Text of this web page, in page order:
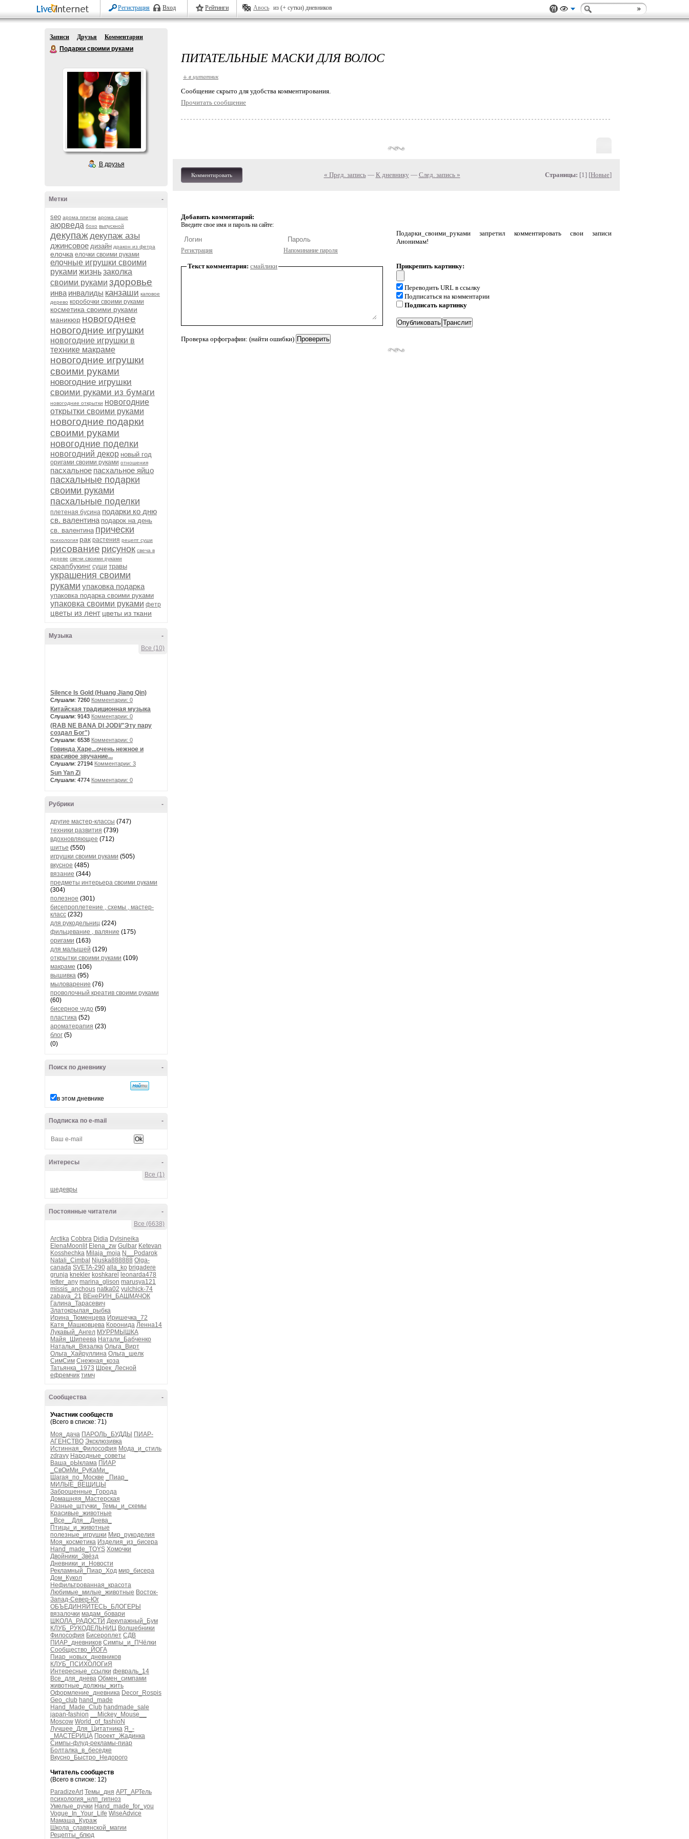
Регистрация Вход Рейтинги Авось из (+ сутки) дневников
Записи Друзья
Комментарии
Подарки своими руками
В друзья
-
Метки
seo арома плитки арома саше
аюрведа бохо выпускной
декупаждекупаж азы
джинсовое дизайн дракон из фетра
елочка елочки своими руками
елочные игрушки своими
руками жизньзаколка
своими руками здоровье
инва инвалиды канзаши каповое
дерево коробочки своими руками
косметика своими руками
маникюр новогоднее
новогодние игрушки
новогодние игрушки в
технике макраме
новогодние игрушки
своими руками
новогодние игрушки
своими руками из бумаги
новогодние открытки новогодние
открытки своими руками
новогодние подарки
своими руками
новогодние поделки
новогодний декор новый год
оригами своими руками отношения
пасхальное пасхальное яйцо
пасхальные подарки
своими руками
пасхальные поделки
плетеная бусина подарки ко дню
св. валентина подарок на день
св. валентина прически
психология рак растения рецепт суши
рисование рисунок свеча в
дереве свечи своими руками
скрапбукинг суши травы
украшения своими
руками упаковка подарка
упаковка подарка своими руками
упаковка своими руками фетр
цветы из лент цветы из ткани
-
Музыка
Все (10)
Silence Is Gold (Huang Jiang Qin)
Слушали: 7260 Комментарии: 0
Китайская традиционная музыка
Слушали: 9143 Комментарии: 0
(RAB NE BANA DI JODI/"Эту пару
создал Бог")
Слушали: 6538 Комментарии: 0
Говинда Харе...очень нежное и
красивое звучание...
Слушали: 27194 Комментарии: 3
Sun Yan Zi
Слушали: 4774 Комментарии: 0
-
Рубрики
другие мастер-классы (747)
техники развития (739)
вдохновляющее (712)
шитье (550)
игрушки своими руками (505)
вкусное (485)
вязание (344)
предметы интерьера своими руками
(304)
полезное (301)
бисепроплетение , схемы , мастер-
класс (232)
для рукодельниц (224)
фильцевание , валяние (175)
оригами (163)
для малышей (129)
открытки своими руками (109)
макраме (106)
вышивка (95)
мыловарение (76)
проволочный креатив своими руками
(60)
бисерное чудо (59)
пластика (52)
ароматерапия (23)
блог (5)
(0)
-
Поиск по дневнику
в этом дневнике
-
Подписка по e-mail
-
Интересы
Все (1)
шедевры
-
Постоянные читатели
Все (6638)
Arctika Cobbra Didia Dylsineika
ElenaMoonlit Elena_zw Gulbar Ketevan
Kosshechka Milaja_moja N__Podarok
Natali_Cimbal Njuska888888 Olga-
canada SVETA-290 alla_ko brigadere
grunja knekler koshkarel
leonarda478
letter_any marina_glison marusya121
missis_anchous natka02 yulchick-74
zabava_21 ВЕнеРИН_БАШМАЧОК
Галина_Тарасевич
Златокрылая_рыбка
Ирина_Тюменцева Иришечка_72
Катя_Машковцева Коронида Ленна14
Лукавый_Ангел МУРРМЫШКА
Майя_Шипеева Натали_Бабченко
Наталья_Вязалка Ольга_Вирт
Ольга_Хайруллина Ольга_шелк
СимСим Снежная_коза
Татьянка_1973 Шрек_Лесной
ефремчик тимч
-
Сообщества
Участник сообществ
(Всего в списке: 71)
Моя_дача ПАРОЛЬ_БУДДЫ ПИАР-
АГЕНСТВО Эксклюзивка
Истинная_Философия Мода_и_стиль
zdravy Народные_советы
Ваша_рЫклама ПИАР
_СвОиМи_РуКаМи_
Шагая_по_Москве
_Пиар_
МИЛЫЕ_ВЕЩИЦЫ
Заброшенные_Города
Домашняя_Мастерская
Разные_штучки_
Темы_и_схемы
Красивые_животные
_Все__Для__Днева_
Птицы_и_животные
полезные_игрушки Мир_рукоделия
Моя_косметика Изделия_из_бисера
Hand_made_TOYS Хомочки
Двойники_Звёзд
Дневники_и_Новости
Рекламный_Пиар_Ход мир_бисера
Дом_Кукол
Нефильтрованная_красота
Любимые_милые_животные Восток-
Запад-Север-Юг
ОБЪЕДИНЯЙТЕСЬ_БЛОГЕРЫ
вязалочки мадам_бовари
ШКОЛА_РАДОСТИ Декупажный_Бум
КЛУБ_РУКОДЕЛЬНИЦ Волшебники
Философия Бисероплет СДВ
ПИАР_дневников Симпы_и_ПЧёлки
Сообщество_ЙОГА
Пиар_новых_дневников
КЛУБ_ПСИХОЛОГиЯ
Интересные_ссылки февраль_14
Все_для_днева Обмен_симпами
животные_должны_жить
Оформление_дневника Decor_Rospis
Geo_club hand_made
Hand_Made_Club handmade_sale
japan-fashion
__Mickey_Mouse__
Moscow World_of_fashioN
Лучшее_Для_Цитатника Я_-
_МАСТЕРИЦА Проект_Жадинка
Симпы-флуд-рекламы-пиар
Болталка_в_беседке
Вкусно_Быстро_Недорого
Читатель сообществ
(Всего в списке: 12)
ParadizeArt Темы_дня АРТ_АРТель
психология_нлп_гипноз
Умелые_ручки Hand_made_for_you
Vogue_In_Your_Life WiseAdvice
Мамаша_Кураж
Школа_славянской_магии
Рецепты_блюд
ПИТАТЕЛЬНЫЕ МАСКИ ДЛЯ ВОЛОС
+ в цитатник
Cообщение скрыто для удобства комментирования.
Прочитать сообщение
Комментировать « Пред. запись— К дневнику — След. запись » Страницы: [1] [Новые]
Добавить комментарий:
Введите свое имя и пароль на сайте:
Регистрация Напоминание пароля
Подарки_своими_руками запретил комментировать свои записи
Анонимам!
Текст комментария: смайлики
Проверка орфографии: (найти ошибки)
Прикрепить картинку:
Переводить URL в ссылку
Подписаться на комментарии
Подписать картинку